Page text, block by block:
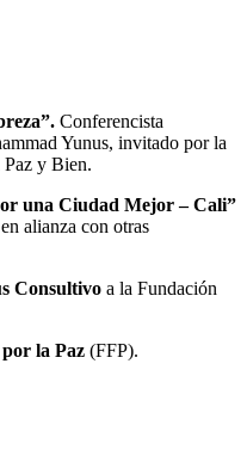
Conferencista
Yunus, invitado por la
y Bien.
una Ciudad Mejor – Cali”
alianza con otras
Consultivo a la Fundación
la Paz (FFP).